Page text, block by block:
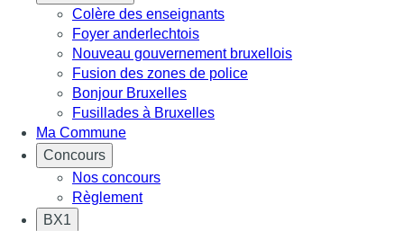
Colère des enseignants
Foyer anderlechtois
Nouveau gouvernement bruxellois
Fusion des zones de police
Bonjour Bruxelles
Fusillades à Bruxelles
Ma Commune
Concours
Nos concours
Règlement
BX1